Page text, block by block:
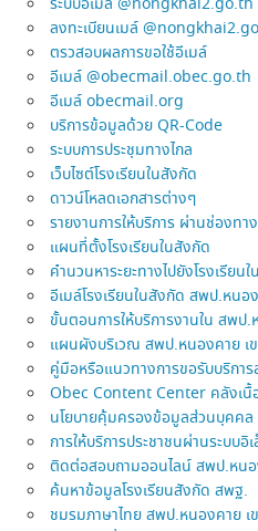
ระบบอีเมล์ @nongkhai2.go.th
ลงทะเบียนเมล์
ตรวสอบผลการขอใช้อีเมล์
อีเมล์ @obecmail.obec.go.th
อีเมล์ obecmail.org
บริการข้อมูลด้วย QR-Code
ระบบการประชุมทางไกล
เว็บไซต์โรงเรียนในสังกัด
ดาวน์โหลดเอกสารต่างๆ
รายงานการให้บริการ ผ่านช่องทา
แผนที่ตั้งโรงเรียนในสังกัด
คำนวนหาระยะทางไปยังโรงเรียน
อีเมล์โรงเรียนในสังกัด สพป.หนอ
ขั้นตอนการให้บริการงานใน สพป
แผนผังบริเวณ สพป.หนองคาย เ
คู่มือหรือแนวทางการขอรับบริกา
Obec Content Center คลังเนื้
นโยบายคุ้มครองข้อมูลส่วนบุคค
การให้บริการประชาชนผ่านระบ
ติดต่อสอบถามออนไลน์ สพป.หน
ค้นหาข้อมูลโรงเรียนสังกัด สพฐ.
ชมรมภาษาไทย สพป.หนองคาย เ